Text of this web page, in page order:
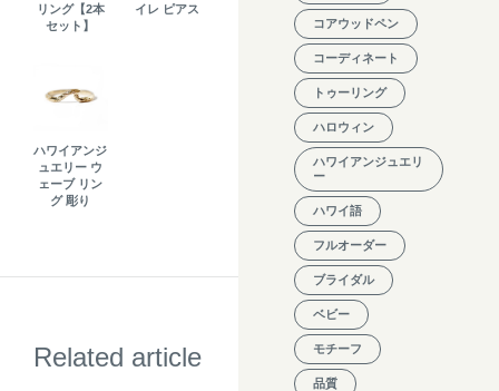
リング【2本
セット】
イレ ピアス
ハワイアンジ
ュエリー ウ
ェーブ リン
グ 彫り
Related article
コアウッドペン
コーディネート
トゥーリング
ハロウィン
ハワイアンジュエリ
ー
ハワイ語
フルオーダー
ブライダル
ベビー
モチーフ
品質